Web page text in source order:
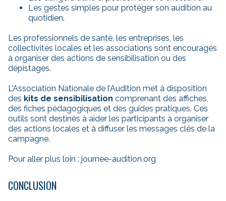
Les gestes simples pour protéger son audition au
quotidien.
Les professionnels de santé, les entreprises, les
collectivités locales et les associations sont encouragés
à organiser des actions de sensibilisation ou des
dépistages.
L’Association Nationale de l’Audition met à disposition
des kits de sensibilisation comprenant des affiches,
des fiches pédagogiques et des guides pratiques. Ces
outils sont destinés à aider les participants à organiser
des actions locales et à diffuser les messages clés de la
campagne.
Pour aller plus loin : journee-audition.org
CONCLUSION